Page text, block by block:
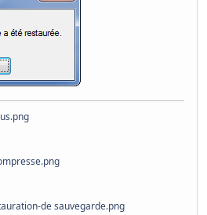
de sauvegarde.png